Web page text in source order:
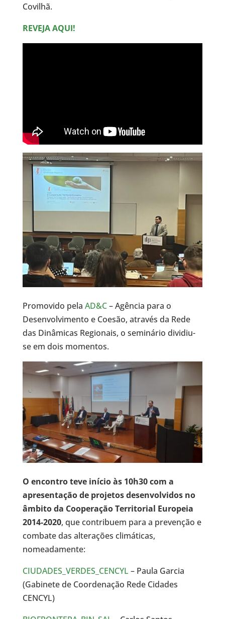
Covilhã.
REVEJA AQUI!
Promovido pela AD&C– Agência para o
Desenvolvimento e Coesão, através da Rede
das Dinâmicas Regionais, o seminário dividiu-
se em dois momentos.
O encontro teve início às 10h30 com a
apresentação de projetos desenvolvidos no
âmbito da Cooperação Territorial Europeia
2014-2020, que contribuem para a prevenção e
combate das alterações climáticas,
nomeadamente:
CIUDADES_VERDES_CENCYL – Paula Garcia
(Gabinete de Coordenação Rede Cidades
CENCYL)